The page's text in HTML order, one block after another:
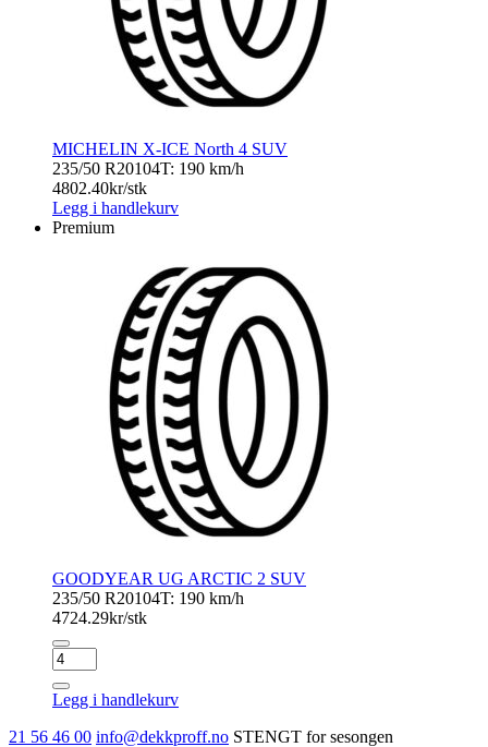
MICHELIN X-ICE North 4 SUV
235/50 R20104T: 190 km/h
4802.40kr/stk
Legg i handlekurv
Premium
GOODYEAR UG ARCTIC 2 SUV
235/50 R20104T: 190 km/h
4724.29kr/stk
GOODYEAR
UG
ARCTIC
SUV
Legg i handlekurv
21 56 46 00 info@dekkproff.no STENGT for sesongen